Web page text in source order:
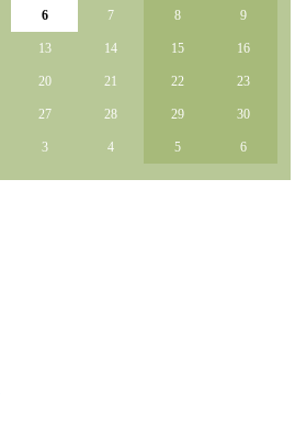
6 7 8 9
13 14 15 16
20 21 22 23
27 28 29 30
3 4 5 6